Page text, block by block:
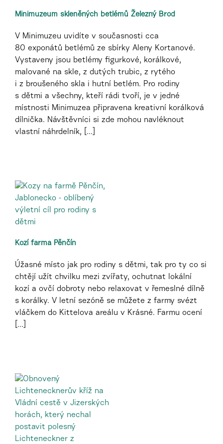
Minimuzeum skleněných betlémů Železný Brod
V Minimuzeu uvidíte v současnosti cca
80 exponátů betlémů ze sbírky Aleny Kortanové.
Vystaveny jsou betlémy figurkové, korálkové,
malované na skle, z dutých trubic, z rytého
i z broušeného skla i hutní betlém. Pro rodiny
s dětmi a všechny, kteří rádi tvoří, je v jedné
místnosti Minimuzea připravena kreativní korálková
dílnička. Návštěvníci si zde mohou navléknout
vlastní náhrdelník, [...]
Kozí farma Pěnčín
Úžasné místo jak pro rodiny s dětmi, tak pro ty co si
chtějí užít chvilku mezi zvířaty, ochutnat lokální
kozí a ovčí dobroty nebo relaxovat v řemeslné dílně
s korálky. V letní sezóně se můžete z farmy svézt
vláčkem do Kittelova areálu v Krásné. Farmu ocení
[...]